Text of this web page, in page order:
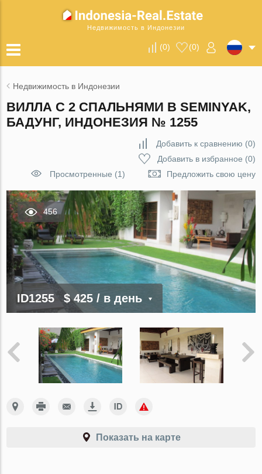
Недвижимость в Индонезии
(0) (0)
Недвижимость в Индонезии
ВИЛЛА С 2 СПАЛЬНЯМИ В SEMINYAK,
БАДУНГ, ИНДОНЕЗИЯ № 1255
Добавить к сравнению (0)
Добавить в избранное (0)
Просмотренные (1)
Предложить свою цену
456
ID1255 $ 425/ в день
Показать на карте